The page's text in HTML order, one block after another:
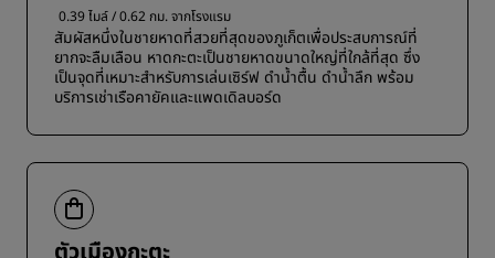
0.39 ไมล์ / 0.62 กม. จากโรงแรม
สัมผัสหนึ่งในชายหาดที่สวยที่สุดของภูเก็ตเพื่อประสบการณ์ที่
ยากจะลืมเลือน หาดกะตะเป็นชายหาดขนาดใหญ่ที่ใกล้ที่สุด ซึ่ง
เป็นจุดที่เหมาะสำหรับการเล่นเซิร์ฟ ดำน้ำตื้น ดำน้ำลึก พร้อม
บริการเช่าเรือคายัคและแพดเดิลบอร์ด